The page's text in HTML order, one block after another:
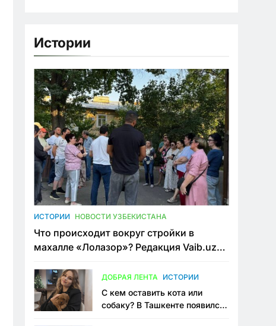
Истории
ИСТОРИИ НОВОСТИ УЗБЕКИСТАНА
Что происходит вокруг стройки в
махалле «Лолазор»? Редакция Vaib.uz
конфликта
ДОБРАЯ ЛЕНТА ИСТОРИИ
С кем оставить кота или
собаку? В Ташкенте появился